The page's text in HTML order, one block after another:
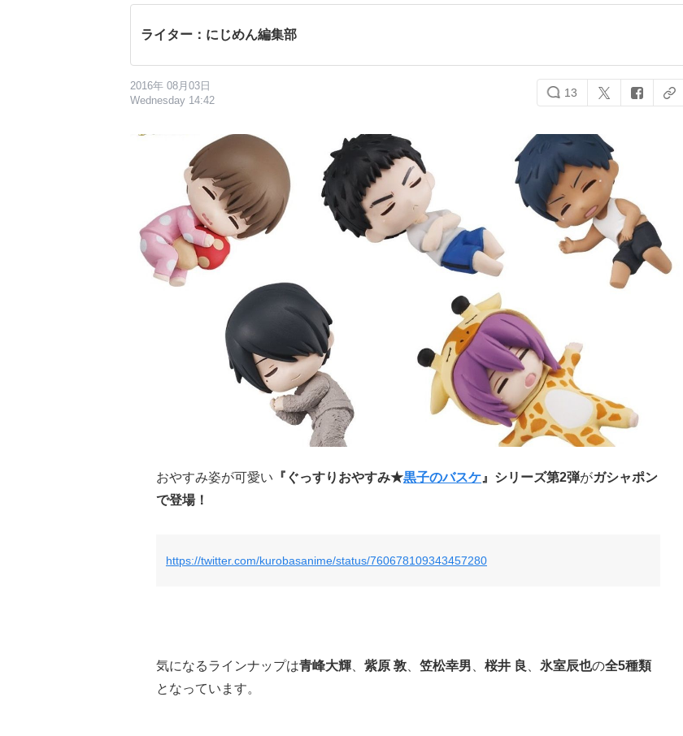
ライター：にじめん編集部
2016年 08月03日
Wednesday 14:42
13
おやすみ姿が可愛い 『ぐっすりおやすみ★黒子のバスケ 』シリーズ第2弾がガシャポン
で登場！
https://twitter.com/kurobasanime/status/760678109343457280
気になるラインナップは青峰大輝 紫原 敦 笠松幸男 桜井 良 氷室辰也の全5種類
となっています。